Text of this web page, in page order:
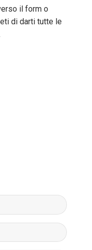
il form o
di darti tutte le